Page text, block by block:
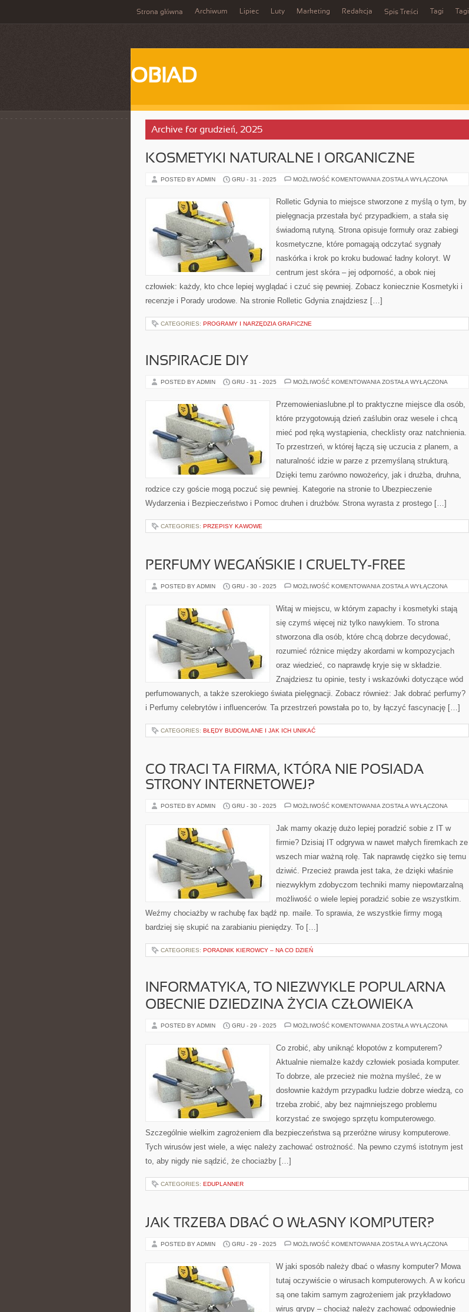
Strona główna Archiwum Lipiec Luty Marketing Redakcja Spis Treści Tagi Tagi
OBIAD
Archive for grudzień, 2025
KOSMETYKI NATURALNE I ORGANICZNE
POSTED BY ADMIN GRU - 31 - 2025 MOŻLIWOŚĆ KOMENTOWANIA KOSMETYKI
ZOSTAŁA WYŁĄCZONA
Rolletic Gdynia to miejsce stworzone z myślą o tym, by
pielęgnacja przestała być przypadkiem, a stała się
świadomą rutyną. Strona opisuje formuły oraz zabiegi
kosmetyczne, które pomagają odczytać sygnały
naskórka i krok po kroku budować ładny koloryt. W
centrum jest skóra – jej odporność, a obok niej
człowiek: każdy, kto chce lepiej wyglądać i czuć się pewniej. Zobacz koniecznie Kosmetyki i
recenzje i Porady urodowe. Na stronie Rolletic Gdynia znajdziesz […]
CATEGORIES: PROGRAMY I NARZĘDZIA GRAFICZNE
INSPIRACJE DIY
POSTED BY ADMIN GRU - 31 - 2025 MOŻLIWOŚĆ KOMENTOWANIA INSPIRACJE
ZOSTAŁA WYŁĄCZONA
Przemowieniaslubne.pl to praktyczne miejsce dla osób,
które przygotowują dzień zaślubin oraz wesele i chcą
mieć pod ręką wystąpienia, checklisty oraz natchnienia.
To przestrzeń, w której łączą się uczucia z planem, a
naturalność idzie w parze z przemyślaną strukturą.
Dzięki temu zarówno nowożeńcy, jak i drużba, druhna,
rodzice czy goście mogą poczuć się pewniej. Kategorie na stronie to Ubezpieczenie
Wydarzenia i Bezpieczeństwo i Pomoc druhen i drużbów. Strona wyrasta z prostego […]
CATEGORIES: PRZEPISY KAWOWE
PERFUMY WEGAŃSKIE I CRUELTY-FREE
POSTED BY ADMIN GRU - 30 - 2025 MOŻLIWOŚĆ KOMENTOWANIA PERFUMY
CRUELTY-
FREE
ZOSTAŁA WYŁĄCZONA
Witaj w miejscu, w którym zapachy i kosmetyki stają
się czymś więcej niż tylko nawykiem. To strona
stworzona dla osób, które chcą dobrze decydować,
rozumieć różnice między akordami w kompozycjach
oraz wiedzieć, co naprawdę kryje się w składzie.
Znajdziesz tu opinie, testy i wskazówki dotyczące wód
perfumowanych, a także szerokiego świata pielęgnacji. Zobacz również: Jak dobrać perfumy?
i Perfumy celebrytów i influencerów. Ta przestrzeń powstała po to, by łączyć fascynację […]
CATEGORIES: BŁĘDY BUDOWLANE I JAK ICH UNIKAĆ
CO TRACI TA FIRMA, KTÓRA NIE POSIADA
STRONY INTERNETOWEJ?
POSTED BY ADMIN GRU - 30 - 2025 MOŻLIWOŚĆ KOMENTOWANIA CO
FIRMA,
KTÓRA
POSIADA
INTERNETOWEJ?
ZOSTAŁA WYŁĄCZONA
Jak mamy okazję dużo lepiej poradzić sobie z IT w
firmie? Dzisiaj IT odgrywa w nawet małych firemkach ze
wszech miar ważną rolę. Tak naprawdę ciężko się temu
dziwić. Przecież prawda jest taka, że dzięki właśnie
niezwykłym zdobyczom techniki mamy niepowtarzalną
możliwość o wiele lepiej poradzić sobie ze wszystkim.
Weźmy chociażby w rachubę fax bądź np. maile. To sprawia, że wszystkie firmy mogą
bardziej się skupić na zarabianiu pieniędzy. To […]
CATEGORIES: PORADNIK KIEROWCY – NA CO DZIEŃ
INFORMATYKA, TO NIEZWYKLE POPULARNA
OBECNIE DZIEDZINA ŻYCIA CZŁOWIEKA
POSTED BY ADMIN GRU - 29 - 2025 MOŻLIWOŚĆ KOMENTOWANIA INFORMATYKA,
POPULARNA
OBECNIE
ŻYCIA
ZOSTAŁA WYŁĄCZONA
Co zrobić, aby uniknąć kłopotów z komputerem?
Aktualnie niemalże każdy człowiek posiada komputer.
To dobrze, ale przecież nie można myśleć, że w
dosłownie każdym przypadku ludzie dobrze wiedzą, co
trzeba zrobić, aby bez najmniejszego problemu
korzystać ze swojego sprzętu komputerowego.
Szczególnie wielkim zagrożeniem dla bezpieczeństwa są przeróżne wirusy komputerowe.
Tych wirusów jest wiele, a więc należy zachować ostrożność. Na pewno czymś istotnym jest
to, aby nigdy nie sądzić, że chociażby […]
CATEGORIES: EDUPLANNER
JAK TRZEBA DBAĆ O WŁASNY KOMPUTER?
POSTED BY ADMIN GRU - 29 - 2025 MOŻLIWOŚĆ KOMENTOWANIA JAK
O
WŁASNY
ZOSTAŁA WYŁĄCZONA
W jaki sposób należy dbać o własny komputer? Mowa
tutaj oczywiście o wirusach komputerowych. A w końcu
są one takim samym zagrożeniem jak przykładowo
wirus grypy – chociaż należy zachować odpowiednie